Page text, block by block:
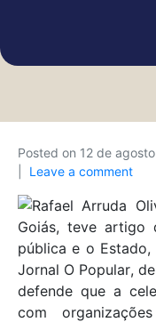
Posted on 12 de
Leave a comment
Rafael Arruda
Goiás, teve artigo
pública e o Estado,
Jornal O Popular,
defende que a
com